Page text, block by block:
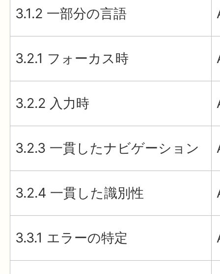
3.1.2 一部分の言語
3.2.1 フォーカス時
3.2.2 入力時
3.2.3 一貫したナビゲーション
3.2.4 一貫した識別性
3.3.1 エラーの特定